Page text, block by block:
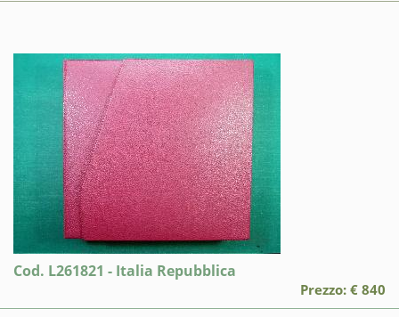
Cod. L261821 - Italia Repubblica
Prezzo: € 840